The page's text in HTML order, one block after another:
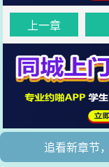
上一章
追看新章节